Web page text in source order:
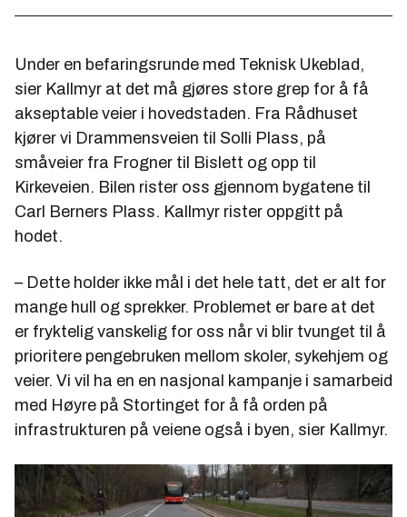
Under en befaringsrunde med Teknisk Ukeblad,
sier Kallmyr at det må gjøres store grep for å få
akseptable veier i hovedstaden. Fra Rådhuset
kjører vi Drammensveien til Solli Plass, på
småveier fra Frogner til Bislett og opp til
Kirkeveien. Bilen rister oss gjennom bygatene til
Carl Berners Plass. Kallmyr rister oppgitt på
hodet.
– Dette holder ikke mål i det hele tatt, det er alt for
mange hull og sprekker. Problemet er bare at det
er fryktelig vanskelig for oss når vi blir tvunget til å
prioritere pengebruken mellom skoler, sykehjem og
veier. Vi vil ha en en nasjonal kampanje i samarbeid
med Høyre på Stortinget for å få orden på
infrastrukturen på veiene også i byen, sier Kallmyr.